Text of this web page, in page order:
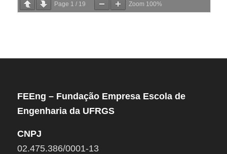
Page 1 / 19 Zoom 100%
FEEng – Fundação Empresa Escola de
Engenharia da UFRGS
CNPJ
02.475.386/0001-13